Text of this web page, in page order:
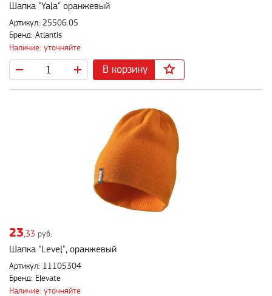
Шапка "Yala" оранжевый
Артикул: 25506.05
Бренд: Atlantis
Наличие: уточняйте
В корзину
23,33 руб.
Шапка "Level", оранжевый
Артикул: 11105304
Бренд: Elevate
Наличие: уточняйте